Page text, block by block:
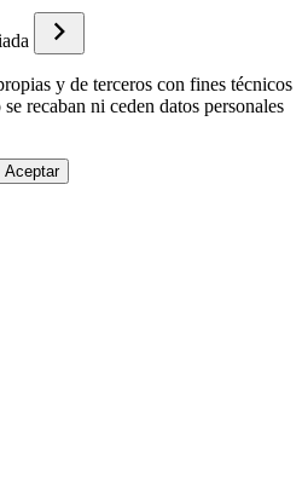
y de terceros con fines técnicos
recaban ni ceden datos personales
Aceptar